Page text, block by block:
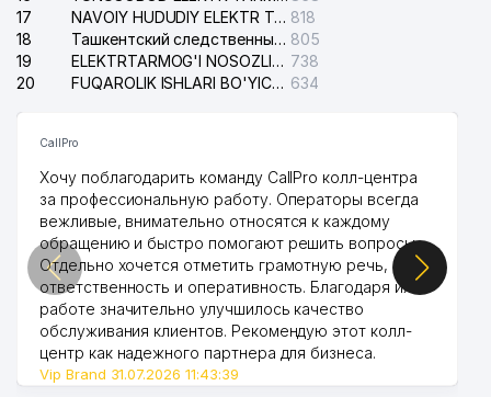
17
NAVOIY HUDUDIY ELEKTR TARMOQLARI KORXONASI AJ 818
18
Ташкентский следственный изолятор 805
19
ELEKTRTARMOG'I NOSOZLIKLARINI TO'ZATISH SERGELI XIZMATI 738
20
FUQAROLIK ISHLARI BO'YICHA UCH-TEPA TUMANI SUDI 634
CallPro
Хочу поблагодарить команду CallPro колл-центра
за профессиональную работу. Операторы всегда
вежливые, внимательно относятся к каждому
обращению и быстро помогают решить вопросы.
Отдельно хочется отметить грамотную речь,
ответственность и оперативность. Благодаря их
работе значительно улучшилось качество
обслуживания клиентов. Рекомендую этот колл-
центр как надежного партнера для бизнеса.
Vip Brand 31.07.2026 11:43:39